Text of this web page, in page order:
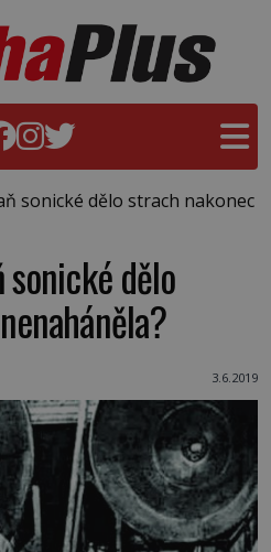
sonické dělo strach nakonec
dělo
3.6.2019